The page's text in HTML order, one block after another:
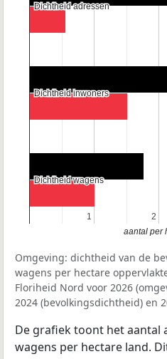
1
1 2
2
Dichtheid adressen
Dichtheid adressen
Dichtheid inwoners
Dichtheid inwoners
Dichtheid wagens
Dichtheid wagens
aantal per
Omgeving: dichtheid van de
wagens per hectare
Floriheid Nord voor 2026
2024 (bevolkingsdichtheid) en
De grafiek toont het aantal
wagens per hectare land.